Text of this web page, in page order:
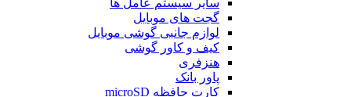
سایر سیستم عامل ها
گجت های موبایل
لوازم جانبی گوشی موبایل
کیف و کاور گوشی
هنزفری
پاور بانک
کارت حافظه microSD